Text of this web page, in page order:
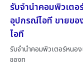
รับจำนำคอมพิวเต
อุปกรณ์ไอที ขายข
ไอที
รับจำนำคอมพิวเตอร์หนอ
ของท